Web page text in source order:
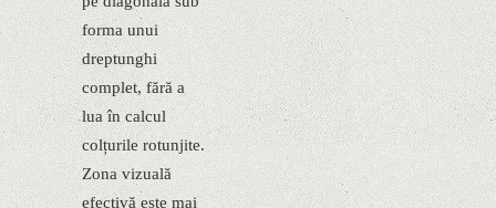
forma unui
dreptunghi
complet, fără a
lua în calcul
colțurile rotunjite.
Zona vizuală
efectivă este mai